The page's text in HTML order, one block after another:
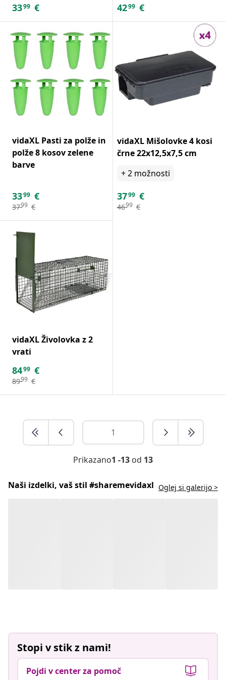
3399 € 4299 €
vidaXL Pasti za polže in
polže 8 kosov zelene
barve
3399 €
3799 €
vidaXL Mišolovke 4 kosi
črne 22x12,5x7,5 cm
+2 možnosti
3799 €
4699 €
vidaXL Živolovka z 2
vrati
8499 €
8999 €
Prikazano1 -13 od 13
Naši izdelki, vaš stil #sharemevidaxl Oglej si galerijo >